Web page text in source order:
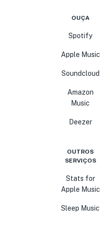
OUÇA
Spotify
Apple Music
Soundcloud
Amazon
Music
Deezer
OUTROS
SERVIÇOS
Stats for
Apple Music
Sleep Music